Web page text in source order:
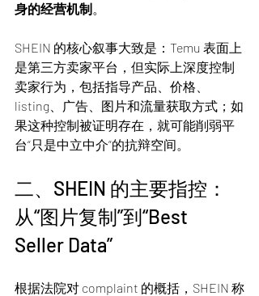
身的经营机制。
SHEIN 的核心叙事大致是：Temu 表面上
是第三方卖家平台，但实际上深度控制
卖家行为，包括指导产品、价格、
listing、广告、图片和流量获取方式；如
果这种控制被证明存在，就可能削弱平
台“只是中立中介”的抗辩空间。
二、SHEIN 的主要指控：
从“图片复制”到“Best
Seller Data”
根据法院对 complaint 的概括，SHEIN 称